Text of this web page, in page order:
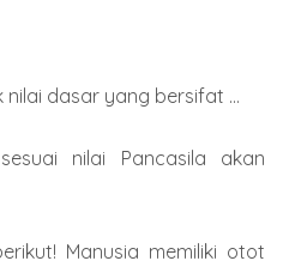
nilai dasar yang bersifat ...
nilai Pancasila akan
Manusia memiliki otot